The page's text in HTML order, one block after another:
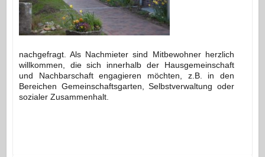
nachgefragt. Als Nachmieter sind Mitbewohner herzlich
willkommen, die sich innerhalb der Hausgemeinschaft
und Nachbarschaft engagieren möchten, z.B. in den
Bereichen Gemeinschaftsgarten, Selbstverwaltung oder
sozialer Zusammenhalt.